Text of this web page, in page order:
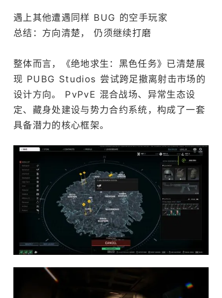
遇上其他遭遇同样 BUG 的空手玩家
总结：方向清楚， 仍须继续打磨
整体而言，《绝地求生：黑色任务》已清楚展
现 PUBG Studios 尝试跨足撤离射击市场的
设计方向。 PvPvE 混合战场、异常生态设
定、藏身处建设与势力合约系统，构成了一套
具备潜力的核心框架。